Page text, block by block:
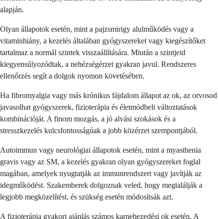
alapján.
Olyan állapotok esetén, mint a pajzsmirigy alulműködés vagy a
vitaminhiány, a kezelés általában gyógyszereket vagy kiegészítőket
tartalmaz a normál szintek visszaállítására. Miután a szintjeid
kiegyensúlyozódtak, a nehézségérzet gyakran javul. Rendszeres
ellenőrzés segít a dolgok nyomon követésében.
Ha fibromyalgia vagy más krónikus fájdalom állapot az ok, az orvosod
javasolhat gyógyszerek, fizioterápia és életmódbeli változtatások
kombinációját. A finom mozgás, a jó alvási szokások és a
stresszkezelés kulcsfontosságúak a jobb közérzet szempontjából.
Autoimmun vagy neurológiai állapotok esetén, mint a myasthenia
gravis vagy az SM, a kezelés gyakran olyan gyógyszereket foglal
magában, amelyek nyugtatják az immunrendszert vagy javítják az
idegműködést. Szakemberek dolgoznak veled, hogy megtalálják a
legjobb megközelítést, és szükség esetén módosítsák azt.
A fizioterápia gyakori ajánlás számos karnehezedési ok esetén. A